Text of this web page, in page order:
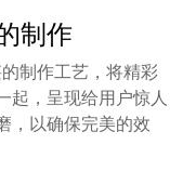
制作
制作工艺，将精彩
起，呈现给用户惊人
，以确保完美的效